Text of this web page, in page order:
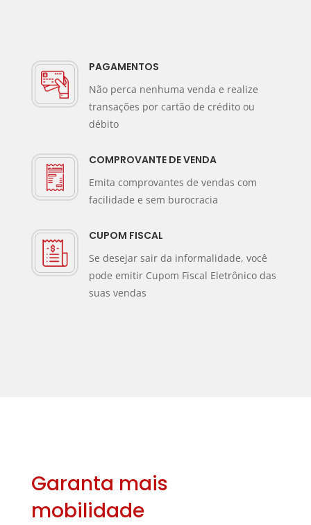
PAGAMENTOS
Não perca nenhuma venda e realize
transações por cartão de crédito ou
débito
COMPROVANTE DE VENDA
Emita comprovantes de vendas com
facilidade e sem burocracia
CUPOM FISCAL
Se desejar sair da informalidade, você
pode emitir Cupom Fiscal Eletrônico das
suas vendas
Garanta mais
mobilidade